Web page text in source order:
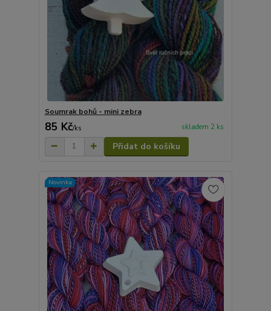
Soumrak bohů - mini zebra
85 Kč/ks skladem 2 ks
Přidat do košíku
Novinka